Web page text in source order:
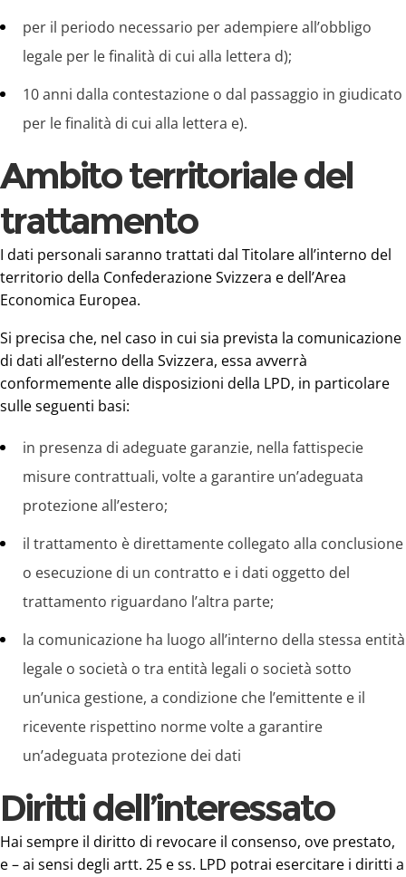
per il periodo necessario per adempiere all’obbligo
legale per le finalità di cui alla lettera d);
10 anni dalla contestazione o dal passaggio in giudicato
per le finalità di cui alla lettera e).
Ambito territoriale del
trattamento
I dati personali saranno trattati dal Titolare all’interno del
territorio della Confederazione Svizzera e dell’Area
Economica Europea.
Si precisa che, nel caso in cui sia prevista la comunicazione
di dati all’esterno della Svizzera, essa avverrà
conformemente alle disposizioni della LPD, in particolare
sulle seguenti basi:
in presenza di adeguate garanzie, nella fattispecie
misure contrattuali, volte a garantire un’adeguata
protezione all’estero;
il trattamento è direttamente collegato alla conclusione
o esecuzione di un contratto e i dati oggetto del
trattamento riguardano l’altra parte;
la comunicazione ha luogo all’interno della stessa entità
legale o società o tra entità legali o società sotto
un’unica gestione, a condizione che l’emittente e il
ricevente rispettino norme volte a garantire
un’adeguata protezione dei dati
Diritti dell’interessato
Hai sempre il diritto di revocare il consenso, ove prestato,
e – ai sensi degli artt. 25 e ss. LPD potrai esercitare i diritti a